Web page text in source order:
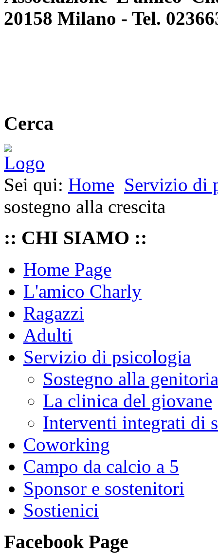
20158 Milano - Tel.
Cerca
Sei qui: Home Servizio di
sostegno alla crescita
:: CHI SIAMO ::
Home Page
L'amico Charly
Ragazzi
Adulti
Servizio di psicologia
Sostegno alla
La clinica del giovane
Interventi integrati di
Coworking
Campo da calcio a 5
Sponsor e sostenitori
Sostienici
Facebook Page